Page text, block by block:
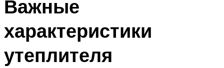
Важные
характеристики
утеплителя